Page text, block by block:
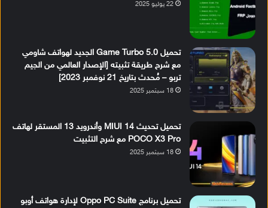
22 يوليو 2025
تحميل Game Turbo 5.0 الجديد لهواتف شاومي
مع شرح طريقة تثبيته [الإصدار العالمي من الجيم
تربو – مُحدث بتاريخ 21 نوفمبر 2023]
18 سبتمبر 2025
تحميل تحديث MIUI 14 وأندرويد 13 المستقر لهاتف
POCO X3 Pro مع شرح التثبيت
18 سبتمبر 2025
تحميل برنامج Oppo PC Suite لإدارة هواتف أوبو